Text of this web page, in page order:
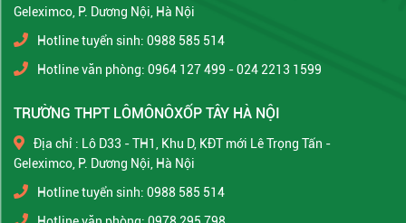
Geleximco, P. Dương Nội, Hà Nội
Hotline tuyển sinh: 0988 585 514
Hotline văn phòng: 0964 127 499 - 024 2213 1599
TRƯỜNG THPT LÔMÔNÔXỐP TÂY HÀ NỘI
Địa chỉ : Lô D33 - TH1, Khu D, KĐT mới Lê Trọng Tấn -
Geleximco, P. Dương Nội, Hà Nội
Hotline tuyển sinh: 0988 585 514